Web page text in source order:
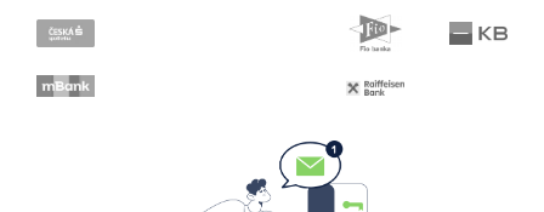
Když rozhoduje stres: nové
triky bankovních podvodníků